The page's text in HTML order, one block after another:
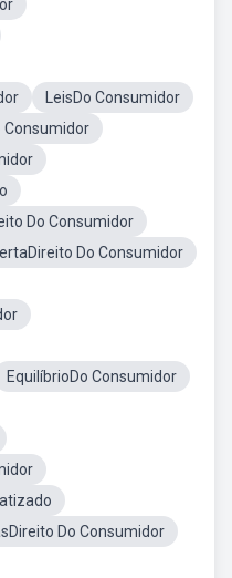
LeisDo Consumidor
Consumidor
Do Consumidor
Do Consumidor
EquilíbrioDo Consumidor
Do Consumidor